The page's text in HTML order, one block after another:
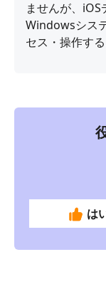
ませんが、iOS
Windowsシス
セス・操作す
は